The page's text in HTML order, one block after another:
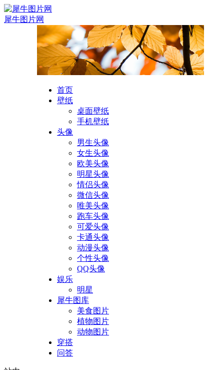
犀牛图片网
首页
壁纸
桌面壁纸
手机壁纸
头像
男生头像
女生头像
欧美头像
明星头像
情侣头像
微信头像
唯美头像
跑车头像
可爱头像
卡通头像
动漫头像
个性头像
QQ头像
娱乐
明星
犀牛图库
美食图片
植物图片
动物图片
穿搭
问答